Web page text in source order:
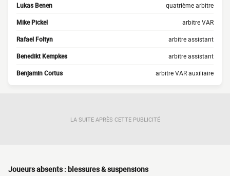
Lukas Benen quatrième arbitre
Mike Pickel arbitre VAR
Rafael Foltyn arbitre assistant
Benedikt Kempkes arbitre assistant
Benjamin Cortus arbitre VAR auxiliaire
LA SUITE APRÈS CETTE PUBLICITÉ
Joueurs absents : blessures & suspensions